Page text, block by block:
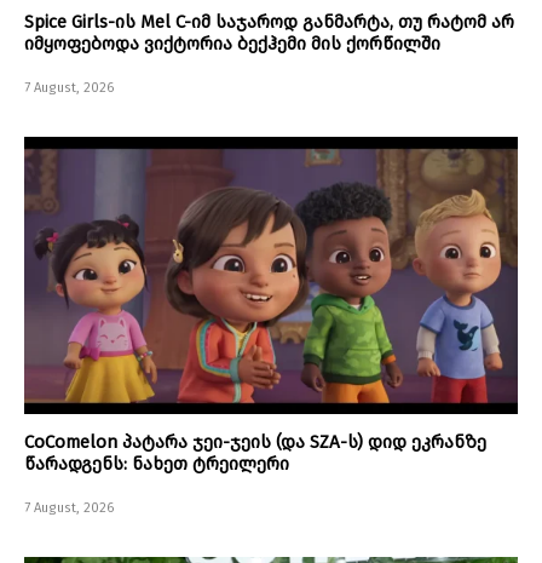
Spice Girls-ის Mel C-იმ საჯაროდ განმარტა, თუ რატომ არ
იმყოფებოდა ვიქტორია ბექჰემი მის ქორწილში
7 August, 2026
CoComelon პატარა ჯეი-ჯეის (და SZA-ს) დიდ ეკრანზე
წარადგენს: ნახეთ ტრეილერი
7 August, 2026